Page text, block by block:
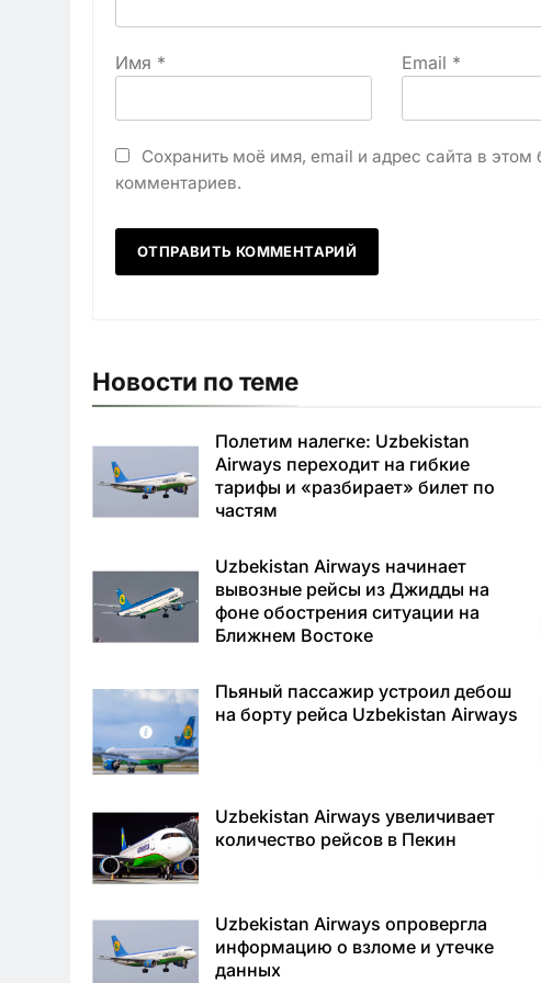
Имя * Email *
Сохранить моё имя, email и адрес сайта в
комментариев.
Новости по теме
Полетим налегке: Uzbekistan
Airways переходит на гибкие
тарифы и «разбирает» билет по
частям
Uzbekistan Airways начинает
вывозные рейсы из Джидды на
фоне обострения ситуации на
Ближнем Востоке
Пьяный пассажир устроил дебош
на борту рейса Uzbekistan Airways
Uzbekistan Airways увеличивает
количество рейсов в Пекин
Uzbekistan Airways опровергла
информацию о взломе и утечке
данных